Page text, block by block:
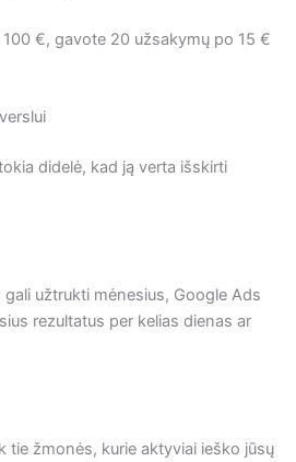
€, gavote 20 užsakymų po 15 €
didelė, kad ją verta išskirti
gali užtrukti mėnesius, Google Ads
rezultatus per kelias dienas ar
tie žmonės, kurie aktyviai ieško jūsų